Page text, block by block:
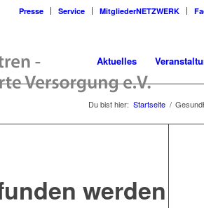
Presse Service MitgliederNETZWERK
Aktuelles
Du bist hier: Startseite /
werden